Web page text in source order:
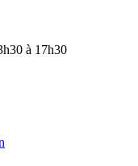
à 17h30